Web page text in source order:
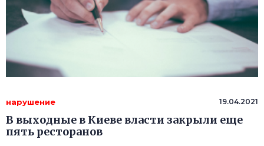
нарушение 19.04.2021
В выходные в Киеве власти закрыли еще
пять ресторанов